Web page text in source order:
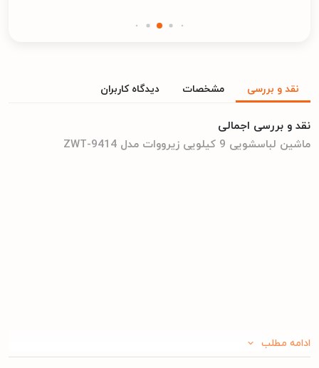
نقد و بررسی مشخصات دیدگاه کاربران
نقد و بررسی اجمالی
ماشین لباسشویی 9 کیلویی زیرووات مدل ZWT-9414
ادامه مطلب